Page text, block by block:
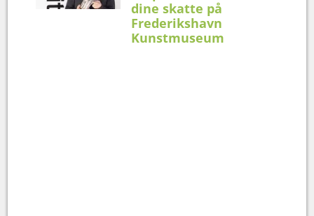
dine skatte på
Frederikshavn
Kunstmuseum